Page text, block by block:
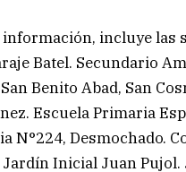
información, incluye las
Batel. Secundario
Benito Abad, San
Escuela Primaria
N°224, Desmochado.
Inicial Juan